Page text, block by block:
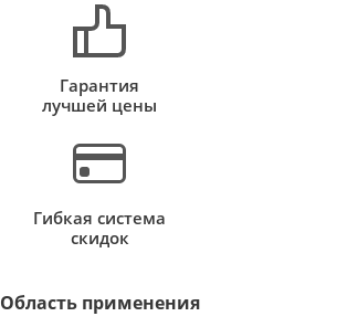
Гарантия
лучшей цены
Гибкая система
скидок
Область применения